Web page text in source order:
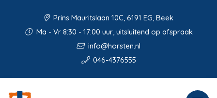
Prins Mauritslaan 10C, 6191 EG, Beek
Ma - Vr 8:30 - 17:00 uur, uitsluitend op afspraak
info@horsten.nl
046-4376555